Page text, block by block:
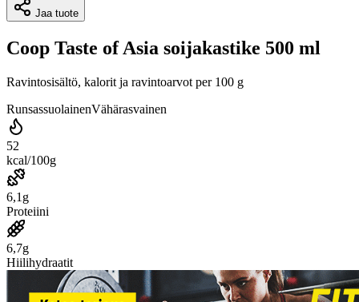
Jaa tuote
Coop Taste of Asia soijakastike 500 ml
Ravintosisältö, kalorit ja ravintoarvot per 100 g
RunsassuolainenVähärasvainen
52
kcal/100g
6,1g
Proteiini
6,7g
Hiilihydraatit